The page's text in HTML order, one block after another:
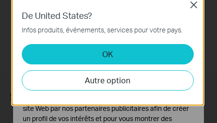
Subscription
De United States?
Infos produits, événements, services pour votre pays.
OK
Autre option
Close
Ces cookies sont nécessaires au fonctionnement du
site Web et ne peuvent pas être désactivés dans vos
systèmes.
Cookies d'analyse et marketing
Les cookies d'analyse nous permettent d'analyser vos
activités sur notre site Web pour améliorer et ajuster les
fonctionnalités de notre site Web.
site Web par nos partenaires publicitaires afin de créer
un profil de vos intérêts et pour vous montrer des